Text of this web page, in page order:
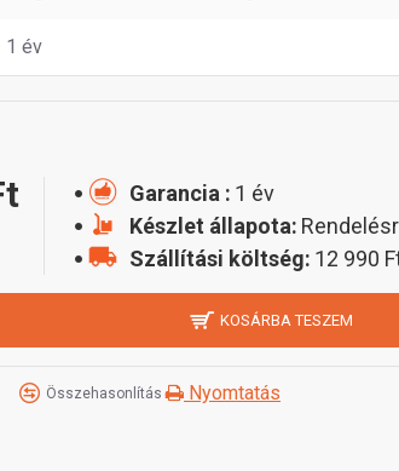
1 év
Garancia : 1 év
Készlet állapota:
Szállítási költség: 12 990
KOSÁRBA TESZEM
Összehasonlítás Nyomtatás